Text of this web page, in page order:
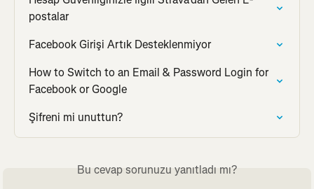
postalar
Facebook Girişi Artık Desteklenmiyor
How to Switch to an Email & Password Login for
Facebook or Google
Şifreni mi unuttun?
Bu cevap sorunuzu yanıtladı mı?